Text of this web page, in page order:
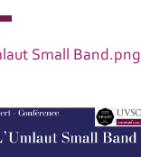
Small Band.png